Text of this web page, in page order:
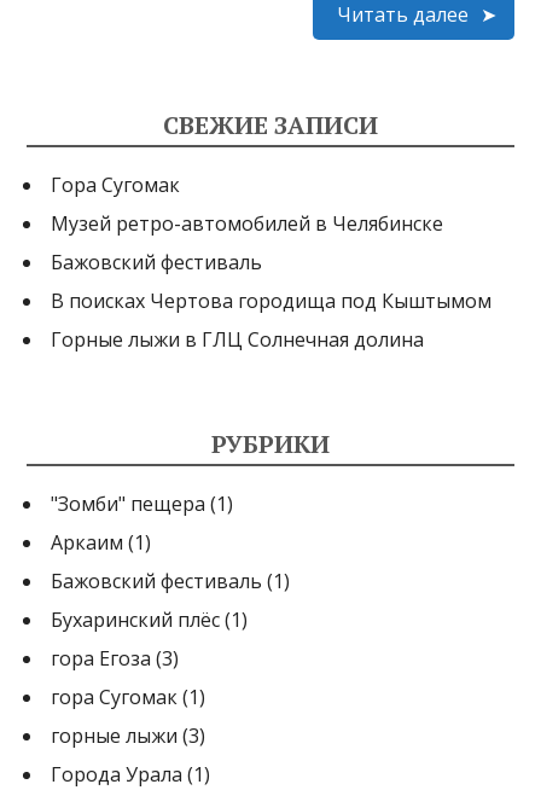
Читать далее
СВЕЖИЕ ЗАПИСИ
Гора Сугомак
Музей ретро-автомобилей в Челябинске
Бажовский фестиваль
В поисках Чертова городища под Кыштымом
Горные лыжи в ГЛЦ Солнечная долина
РУБРИКИ
"Зомби" пещера (1)
Аркаим (1)
Бажовский фестиваль (1)
Бухаринский плёс(1)
гора Егоза (3)
гора Сугомак(1)
горные лыжи (3)
Города Урала (1)